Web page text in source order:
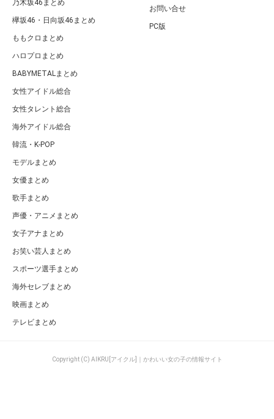
乃木坂46まとめ
欅坂46・日向坂46まとめ
ももクロまとめ
ハロプロまとめ
BABYMETALまとめ
女性アイドル総合
女性タレント総合
海外アイドル総合
韓流・K-POP
モデルまとめ
女優まとめ
歌手まとめ
声優・アニメまとめ
女子アナまとめ
お笑い芸人まとめ
スポーツ選手まとめ
海外セレブまとめ
映画まとめ
テレビまとめ
お問い合せ
PC版
Copyright (C) AIKRU[アイクル]｜かわいい女の子の情報サイト